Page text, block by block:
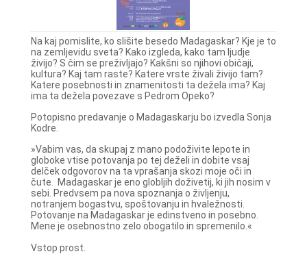
Na kaj pomislite, ko slišite besedo Madagaskar? Kje je to
na zemljevidu sveta? Kako izgleda, kako tam ljudje
živijo? S čim se preživljajo? Kakšni so njihovi običaji,
kultura? Kaj tam raste? Katere vrste živali živijo tam?
Katere posebnosti in znamenitosti ta dežela ima? Kaj
ima ta dežela povezave s Pedrom Opeko?
Potopisno predavanje o Madagaskarju bo izvedla Sonja
Kodre.
»Vabim vas, da skupaj z mano podoživite lepote in
globoke vtise potovanja po tej deželi in dobite vsaj
delček odgovorov na ta vprašanja skozi moje oči in
čute. Madagaskar je eno globljih doživetij, ki jih nosim v
sebi. Predvsem pa nova spoznanja o življenju,
notranjem bogastvu, spoštovanju in hvaležnosti.
Potovanje na Madagaskar je edinstveno in posebno.
Mene je osebnostno zelo obogatilo in spremenilo.«
Vstop prost.